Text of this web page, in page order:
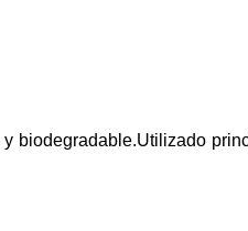
biodegradable.Utilizado